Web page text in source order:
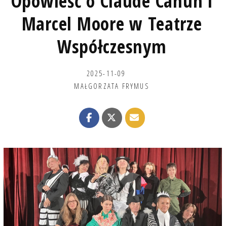
Marcel Moore w Teatrze
Współczesnym
2025-11-09
MAŁGORZATA FRYMUS